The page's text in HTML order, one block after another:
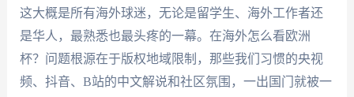
这大概是所有海外球迷，无论是留学生、海外工作者还
是华人，最熟悉也最头疼的一幕。在海外怎么看欧洲
杯？问题根源在于版权地域限制，那些我们习惯的央视
频、抖音、B站的中文解说和社区氛围，一出国门就被一